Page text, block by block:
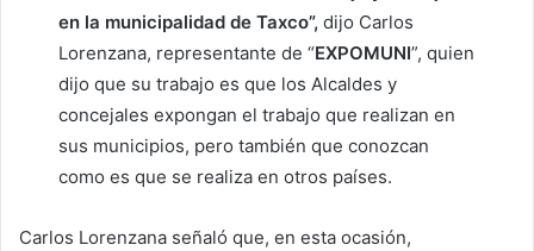
en la municipalidad de Taxco”, dijo Carlos
Lorenzana, representante de “EXPOMUNI”, quien
dijo que su trabajo es que los Alcaldes y
concejales expongan el trabajo que realizan en
sus municipios, pero también que conozcan
como es que se realiza en otros países.
Carlos Lorenzana señaló que, en esta ocasión,